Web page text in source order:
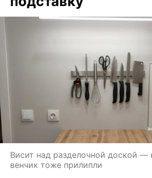
Висит над разделочной доской
венчик тоже прилипли